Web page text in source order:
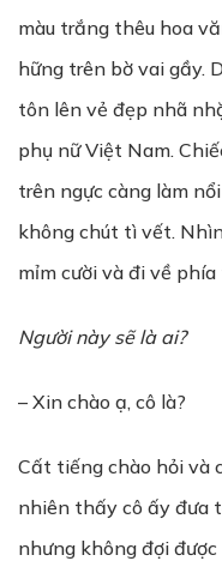
màu trắng thêu hoa
hững trên bờ vai gầy.
tôn lên vẻ đẹp nhã
phụ nữ Việt Nam.
trên ngực càng làm
không chút tì vết.
mỉm cười và đi về
Người này sẽ là ai?
– Xin chào ạ, cô là?
Cất tiếng chào hỏi và
nhiên thấy cô ấy đưa
nhưng không đợi